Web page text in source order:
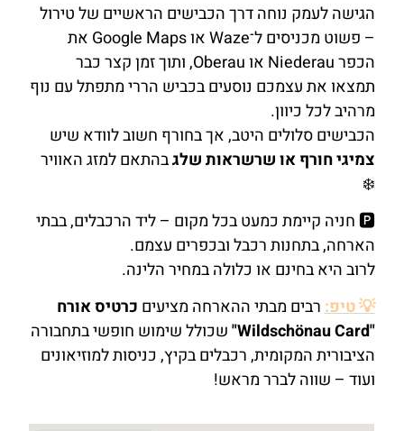
הגישה לעמק נוחה דרך הכבישים הראשיים של טירול
– פשוט מכניסים ל־Waze או Google Maps את
הכפר Niederau או Oberau, ותוך זמן קצר כבר
תמצאו את עצמכם נוסעים בכביש הררי מתפתל עם נוף
מרהיב לכל כיוון.
הכבישים סלולים היטב, אך בחורף חשוב לוודא שיש
צמיגי חורף או שרשראות שלגבהתאם למזג האוויר
❄️
🅿️ חניה קיימת כמעט בכל מקום – ליד הרכבלים, בבתי
הארחה, בתחנות רכבל ובכפרים עצמם.
לרוב היא בחינם או כלולה במחיר הלינה.
💡 טיפ:רבים מבתי ההארחה מציעים כרטיס אורח
"Wildschönau Card"
שכולל שימוש חופשי בתחבורה
הציבורית המקומית, רכבלים בקיץ, כניסות למוזיאונים
ועוד – שווה לברר מראש!